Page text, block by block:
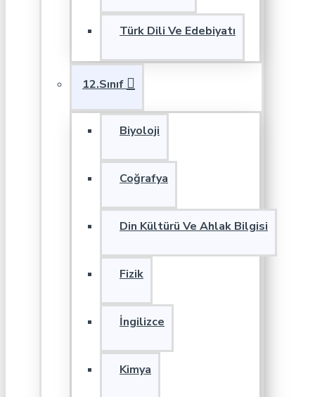
Türk Dili Ve Edebiyatı
12.Sınıf
Biyoloji
Coğrafya
Din Kültürü Ve Ahlak Bilgisi
Fizik
İngilizce
Kimya